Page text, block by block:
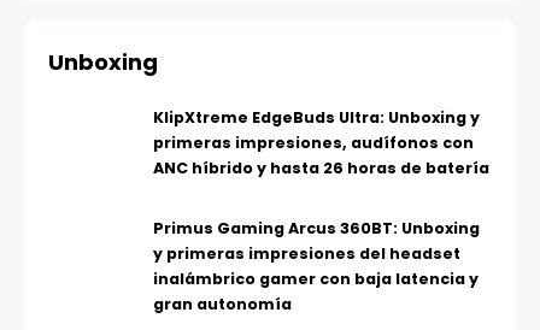
Unboxing
KlipXtreme EdgeBuds Ultra: Unboxing y
primeras impresiones, audífonos con
ANC híbrido y hasta 26 horas de batería
Primus Gaming Arcus 360BT: Unboxing
y primeras impresiones del headset
inalámbrico gamer con baja latencia y
gran autonomía